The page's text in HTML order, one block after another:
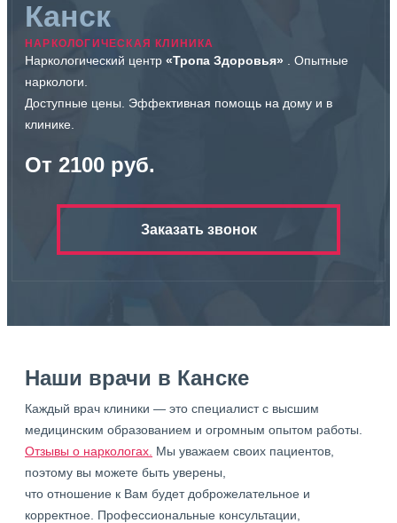
Канск
НАРКОЛОГИЧЕСКАЯ КЛИНИКА
Наркологический центр «Тропа Здоровья»
. Опытные
наркологи.
Доступные цены. Эффективная помощь на дому и в
клинике.
От 2100 руб.
Заказать звонок
Наши врачи в Канске
Каждый врач клиники — это специалист с высшим
медицинским образованием и огромным опытом работы.
Отзывы о наркологах. Мы уважаем своих пациентов,
поэтому вы можете быть уверены,
что отношение к Вам будет доброжелательное и
корректное. Профессиональные консультации,